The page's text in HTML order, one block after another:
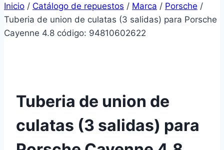
Inicio / Catálogo de repuestos / Marca / Porsche /
Tuberia de union de culatas (3 salidas) para Porsche
Cayenne 4.8 código: 94810602622
Tuberia de union de
culatas (3 salidas) para